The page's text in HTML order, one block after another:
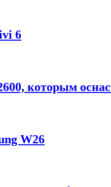
6
которым
W26